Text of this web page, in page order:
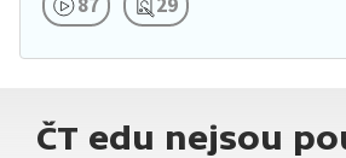
ČT edu nejsou